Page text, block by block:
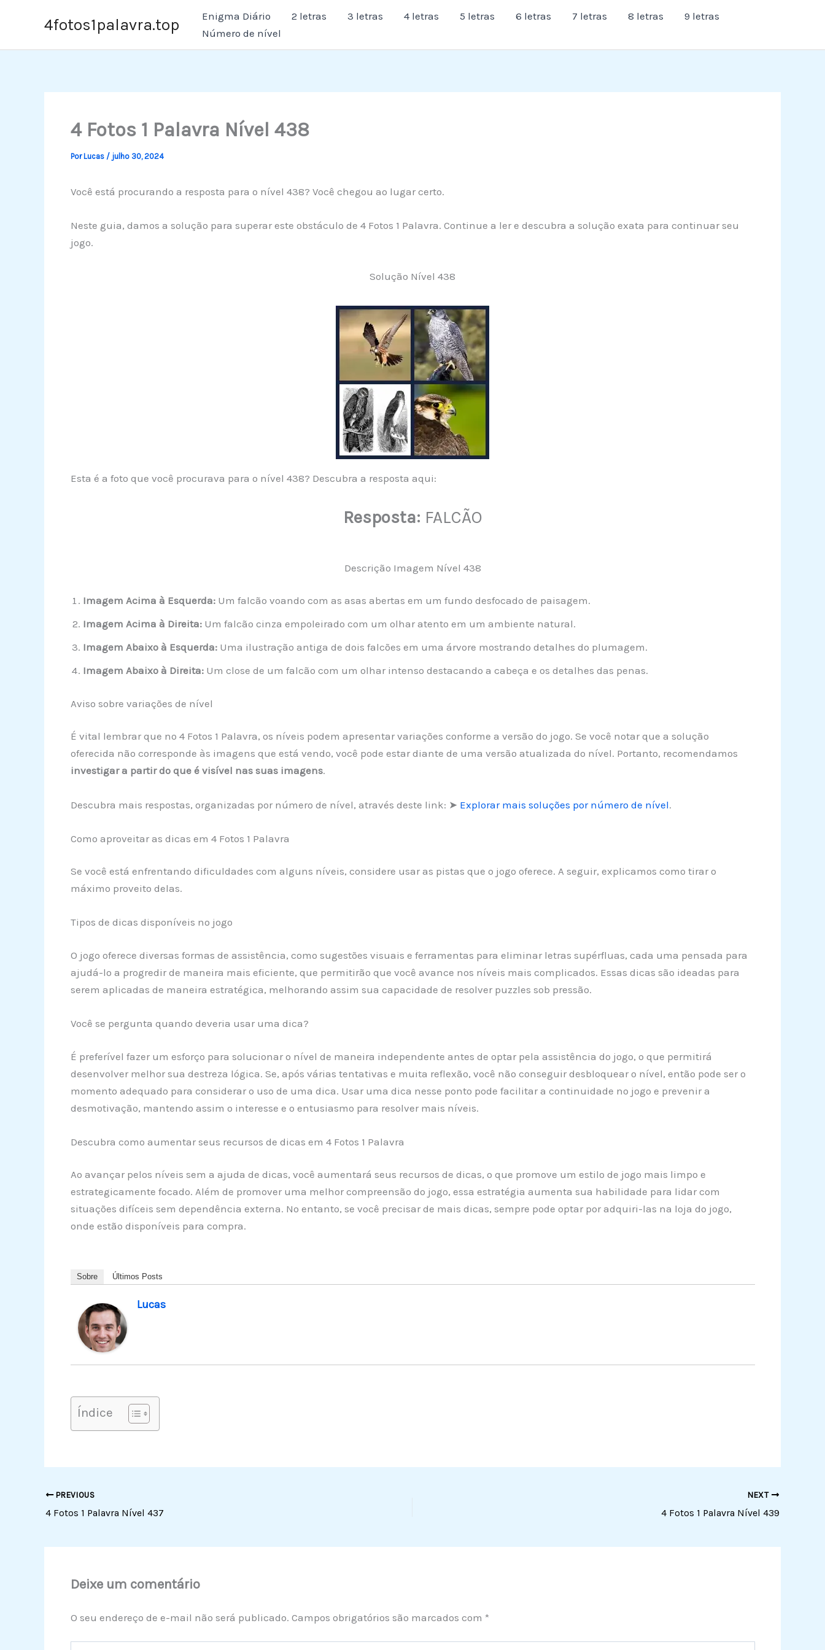
4fotos1palavra.top Enigma Diário 2 letras 3 letras 4 letras 5 letras 6 letras 7 letras 8 letras
9 letras
Número de nível
4 Fotos 1 Palavra Nível 438
PorLucas / julho 30, 2024
Você está procurando a resposta para o nível 438? Você chegou ao lugar certo.
Neste guia, damos a solução para superar este obstáculo de 4 Fotos 1 Palavra. Continue a ler e descubra a solução exata para continuar seu
jogo.
Solução Nível 438
Esta é a foto que você procurava para o nível 438? Descubra a resposta aqui:
Resposta: FALCÃO
Descrição Imagem Nível 438
Imagem Acima à Esquerda:Um falcão voando com as asas abertas em um fundo desfocado de paisagem.
Imagem Acima à Direita:Um falcão cinza empoleirado com um olhar atento em um ambiente natural.
Imagem Abaixo à Esquerda:Uma ilustração antiga de dois falcões em uma árvore mostrando detalhes do plumagem.
Imagem Abaixo à Direita:Um close de um falcão com um olhar intenso destacando a cabeça e os detalhes das penas.
Aviso sobre variações de nível
É vital lembrar que no 4 Fotos 1 Palavra, os níveis podem apresentar variações conforme a versão do jogo. Se você notar que a solução
oferecida não corresponde às imagens que está vendo, você pode estar diante de uma versão atualizada do nível. Portanto, recomendamos
investigar a partir do que é visível nas suas imagens.
Descubra mais respostas, organizadas por número de nível, através deste link: ➤ Explorar mais soluções por número de nível.
Como aproveitar as dicas em 4 Fotos 1 Palavra
Se você está enfrentando dificuldades com alguns níveis, considere usar as pistas que o jogo oferece. A seguir, explicamos como tirar o
máximo proveito delas.
Tipos de dicas disponíveis no jogo
O jogo oferece diversas formas de assistência, como sugestões visuais e ferramentas para eliminar letras supérfluas, cada uma pensada para
ajudá-lo a progredir de maneira mais eficiente, que permitirão que você avance nos níveis mais complicados. Essas dicas são ideadas para
serem aplicadas de maneira estratégica, melhorando assim sua capacidade de resolver puzzles sob pressão.
Você se pergunta quando deveria usar uma dica?
É preferível fazer um esforço para solucionar o nível de maneira independente antes de optar pela assistência do jogo, o que permitirá
desenvolver melhor sua destreza lógica. Se, após várias tentativas e muita reflexão, você não conseguir desbloquear o nível, então pode ser o
momento adequado para considerar o uso de uma dica. Usar uma dica nesse ponto pode facilitar a continuidade no jogo e prevenir a
desmotivação, mantendo assim o interesse e o entusiasmo para resolver mais níveis.
Descubra como aumentar seus recursos de dicas em 4 Fotos 1 Palavra
Ao avançar pelos níveis sem a ajuda de dicas, você aumentará seus recursos de dicas, o que promove um estilo de jogo mais limpo e
estrategicamente focado. Além de promover uma melhor compreensão do jogo, essa estratégia aumenta sua habilidade para lidar com
situações difíceis sem dependência externa. No entanto, se você precisar de mais dicas, sempre pode optar por adquiri-las na loja do jogo,
onde estão disponíveis para compra.
Sobre Últimos Posts
Lucas
Índice
PREVIOUS
4 Fotos 1 Palavra Nível 437
NEXT
4 Fotos 1 Palavra Nível 439
Deixe um comentário
O seu endereço de e-mail não será publicado. Campos obrigatórios são marcados com *